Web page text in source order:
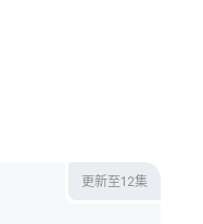
更新至12集